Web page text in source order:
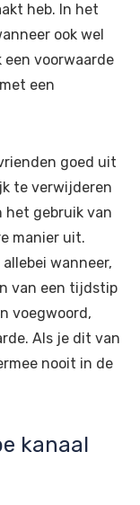
heb. In het
ook wel
voorwaarde
een
goed uit
te verwijderen
het gebruik van
manier uit.
wanneer,
van een tijdstip
voegwoord,
Als je dit van
nooit in de
kanaal